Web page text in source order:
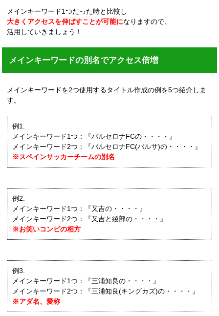
メインキーワード1つだった時と比較し
大きくアクセスを伸ばすことが可能になりますので、
活用していきましょう！
メインキーワードの別名でアクセス倍増
メインキーワードを2つ使用するタイトル作成の例を5つ紹介しま
す。
例1.
メインキーワード1つ：『バルセロナFCの・・・・』
メインキーワード2つ：『バルセロナFC(バルサ)の・・・・』
※スペインサッカーチームの別名
例2.
メインキーワード1つ：『又吉の・・・・』
メインキーワード2つ：『又吉と綾部の・・・・』
※お笑いコンビの相方
例3.
メインキーワード1つ：『三浦知良の・・・・』
メインキーワード2つ：『三浦知良(キングカズ)の・・・・』
※アダ名、愛称